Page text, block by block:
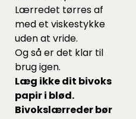
Lærredet tørres af
med et viskestykke
uden at vride.
Og så er det klar til
brug igen.
Læg ikke dit bivoks
papir i blød.
Bivokslærreder bør